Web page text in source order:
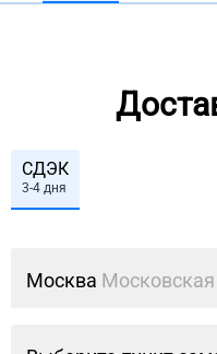
СДЭК
3-4 дня
Москва Московская